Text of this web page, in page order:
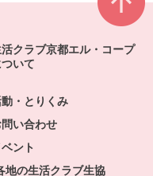
クラブ京都エル・コープ
いて
・とりくみ
問い合わせ
ント
地の生活クラブ生協